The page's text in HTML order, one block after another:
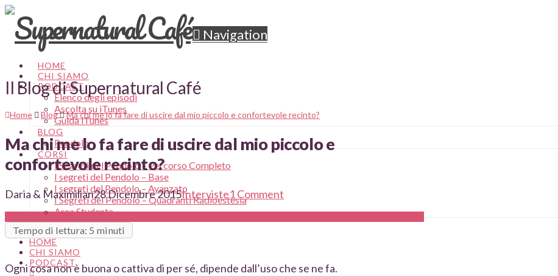
Navigation
HOME
CHI SIAMO
PODCAST
Elenco degli episodi
Ascolta su iTunes
Guida iTunes
BLOG
Pendolo
CORSI
I Segreti del Pendolo – Percorso Completo
I segreti del Pendolo – Base
I segreti del Pendolo – Avanzato
I Segreti del Pendolo – Quadranti Radioestesia
Area Studente
CONTATTI
HOME
CHI SIAMO
PODCAST
Il Blog di Supernatural Café
Home Blog Ma chi me lo fa fare di uscire dal mio piccolo e confortevole recinto?
Ma chi me lo fa fare di uscire dal mio piccolo e
confortevole recinto?
Daria & Maximilian28 Dicembre 2015Interviste1 Comment
Tempo di lettura: 5 minuti
Ogni cosa non è buona o cattiva di per sé, dipende dall’uso che se ne fa.